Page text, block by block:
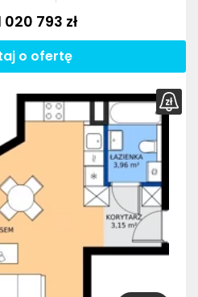
020 793 zł
o ofertę